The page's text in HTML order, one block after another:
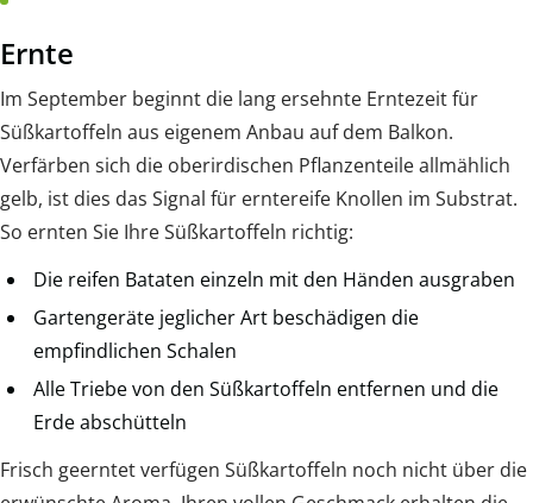
Ernte
Im September beginnt die lang ersehnte Erntezeit für
Süßkartoffeln aus eigenem Anbau auf dem Balkon.
Verfärben sich die oberirdischen Pflanzenteile allmählich
gelb, ist dies das Signal für erntereife Knollen im Substrat.
So ernten Sie Ihre Süßkartoffeln richtig:
Die reifen Bataten einzeln mit den Händen ausgraben
Gartengeräte jeglicher Art beschädigen die
empfindlichen Schalen
Alle Triebe von den Süßkartoffeln entfernen und die
Erde abschütteln
Frisch geerntet verfügen Süßkartoffeln noch nicht über die